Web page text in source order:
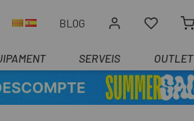
BLOG
SERVEIS OUTLET